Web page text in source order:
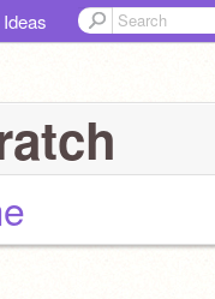
Ideas